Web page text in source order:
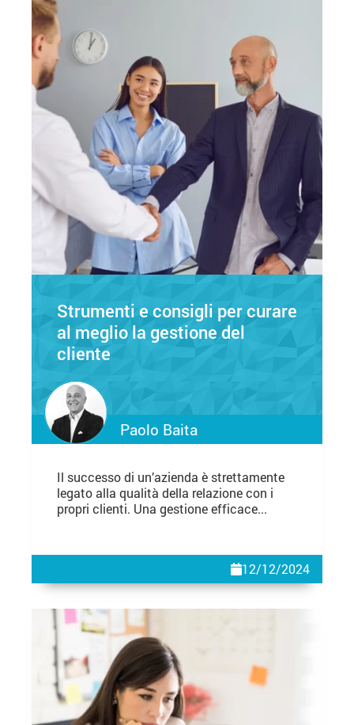
Strumenti e consigli per curare
al meglio la gestione del
cliente
Il successo di un’azienda è strettamente
legato alla qualità della relazione con i
propri clienti. Una gestione efficace...
Paolo Baita
12/12/2024